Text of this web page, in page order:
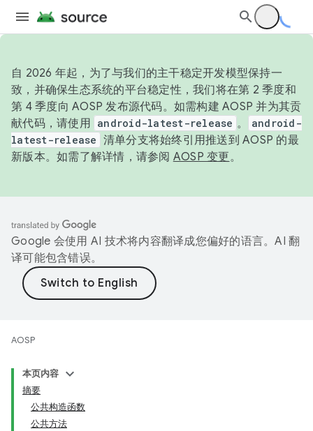
自 2026 年起，为了与我们的主干稳定开发模型保持一
致，并确保生态系统的平台稳定性，我们将在第 2 季度和
第 4 季度向 AOSP 发布源代码。如需构建 AOSP 并为其贡
献代码，请使用 android-latest-release 。
android-
latest-release 清单分支将始终引用推送到 AOSP 的最
新版本。如需了解详情，请参阅 AOSP 变更。
Google 会使用 AI 技术将内容翻译成您偏好的语言。AI 翻
译可能包含错误。
AOSP
本页内容
摘要
公共构造函数
公共方法